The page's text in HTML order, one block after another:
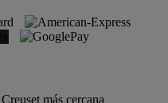
más cercana